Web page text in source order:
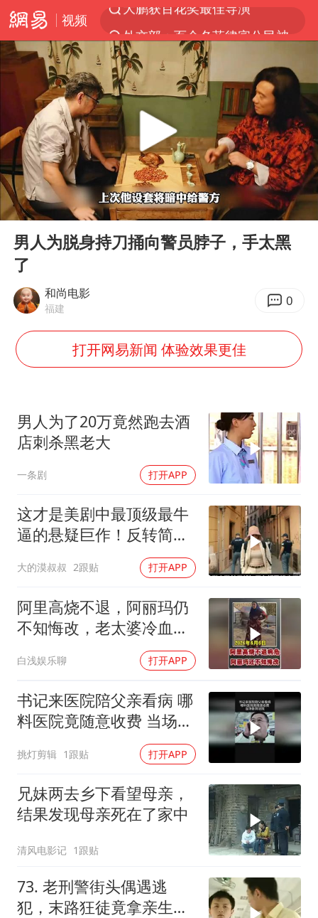
视频
7月份居民消费价格指数保持温和上涨
中使馆：重大涉诈逃犯檀某落网
外交部：藏南地区是中国领土
独闯南太行失联女子遗体已找到
哥伦比亚强震已致超20人死亡
台湾不是国家不存在“国格”
哥伦比亚发生7.5级地震
男子攒206小时加班调休被拒获赔1.6万
上海将苏州河水强排至黄浦江
易烊千玺金鸡百花双料影帝
公安部通报：抓获犯罪嫌疑人8200余名
我国民营企业创新动能持续增强
“老戏骨”秦焰去世
真理之光，何以能照亮复兴之路？
Play
00:00 07:17
男人为脱身持刀捅向警员脖子，手太黑
了
和尚电影
福建 0
打开网易新闻 体验效果更佳
男人为了20万竟然跑去酒
店刺杀黑老大
一条剧 打开APP
这才是美剧中最顶级最牛
逼的悬疑巨作！反转简直
大的漠叔叔 2跟贴 打开APP
阿里高烧不退，阿丽玛仍
不知悔改，老太婆冷血引
白浅娱乐聊 打开APP
书记来医院陪父亲看病 哪
料医院竟随意收费 当场告
挑灯剪辑 1跟贴 打开APP
兄妹两去乡下看望母亲，
结果发现母亲死在了家中
清风电影记 1跟贴
73. 老刑警街头偶遇逃
犯，末路狂徒竟拿亲生儿